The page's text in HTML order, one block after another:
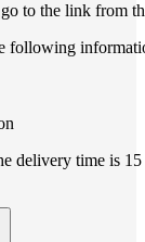
to the link from
following
delivery time is 15